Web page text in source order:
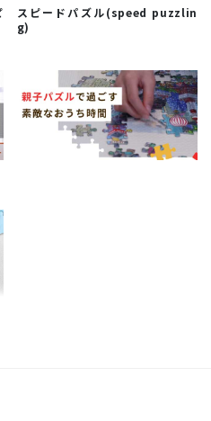
スピードパズル(speed puzzlin
g)